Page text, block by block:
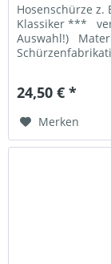
Hosenschürze
Klassiker ***
Auswahl!)
24,50 € *
Merken